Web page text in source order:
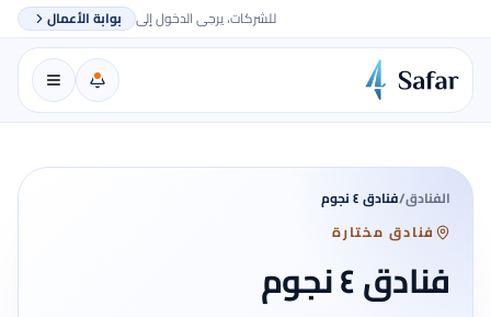
للشركات، يرجى الدخول إلى بوابة الأعمال
الفنادق/فنادق ٤ نجوم
فنادق مختارة
فنادق ٤ نجوم